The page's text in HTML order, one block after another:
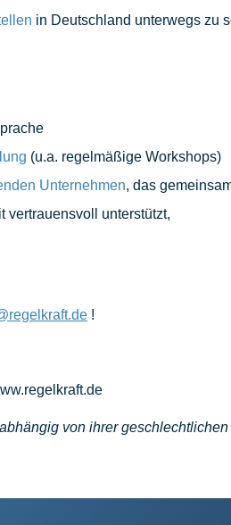
in Deutschland unterwegs zu
(u.a. regelmäßige Workshops)
Unternehmen, das
vertrauensvoll unterstützt,
!
von ihrer